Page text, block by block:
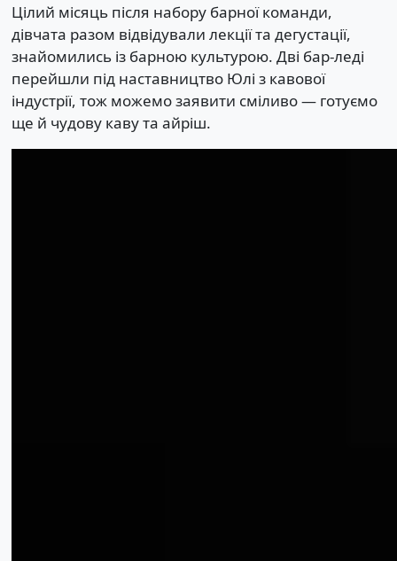
Цілий місяць після набору барної команди,
дівчата разом відвідували лекції та дегустації,
знайомились із барною культурою. Дві бар-леді
перейшли під наставництво Юлі з кавової
індустрії, тож можемо заявити сміливо — готуємо
ще й чудову каву та айріш.